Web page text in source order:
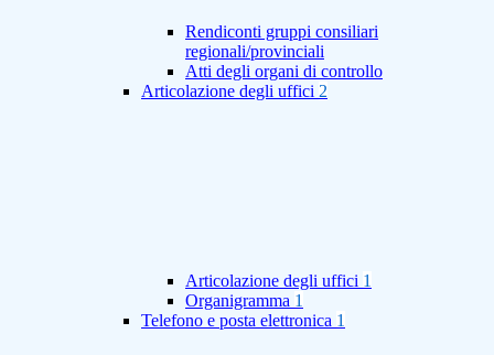
Rendiconti gruppi consiliari
regionali/provinciali
Atti degli organi di controllo
Articolazione degli uffici 2
Articolazione degli uffici 1
Organigramma 1
Telefono e posta elettronica 1